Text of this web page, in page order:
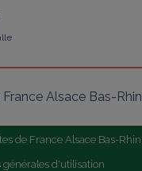
France Alsace Bas-
de France Alsace Bas-Rhin
générales d'utilisation